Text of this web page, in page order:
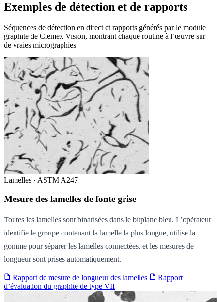
Exemples de détection et de rapports
Séquences de détection en direct et rapports générés par le module
graphite de Clemex Vision, montrant chaque routine à l’œuvre sur
de vraies micrographies.
Lamelles · ASTM A247
Mesure des lamelles de fonte grise
Toutes les lamelles sont binarisées dans le bitplane bleu. L’opérateur
identifie le groupe contenant la lamelle la plus longue, utilise la
gomme pour séparer les lamelles connectées, et les mesures de
longueur sont prises automatiquement.
Rapport de mesure de longueur des lamelles
Rapport
d’évaluation du graphite de type VII